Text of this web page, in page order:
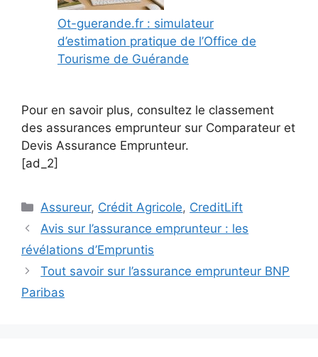
Ot-guerande.fr : simulateur
d’estimation pratique de l’Office de
Tourisme de Guérande
Pour en savoir plus, consultez le classement
des assurances emprunteur sur Comparateur et
Devis Assurance Emprunteur.
[ad_2]
Catégories
Assureur, Crédit Agricole, CreditLift
Avis sur l’assurance emprunteur : les
révélations d’Empruntis
Tout savoir sur l’assurance emprunteur BNP
Paribas